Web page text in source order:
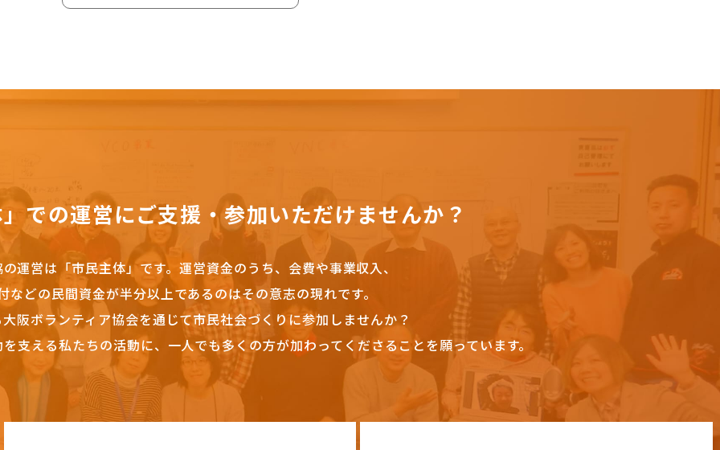
での運営にご支援・参加いただけませんか？
運営は「市民主体」です。 運営資金のうち、会費や事業収入、
などの民間資金が半分以上であるのはその意志の現れです。
阪ボランティア協会を通じて市民社会づくりに参加しませんか？
支える私たちの活動に、一人でも多くの方が加わってくださることを願っています。